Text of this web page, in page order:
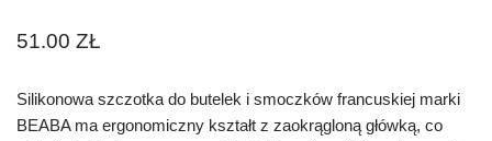
51.00 ZŁ
Silikonowa szczotka do butelek i smoczków francuskiej marki
BEABA ma ergonomiczny kształt z zaokrągloną główką, co